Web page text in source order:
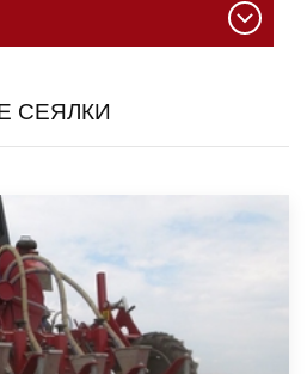
СЕЯЛКИ